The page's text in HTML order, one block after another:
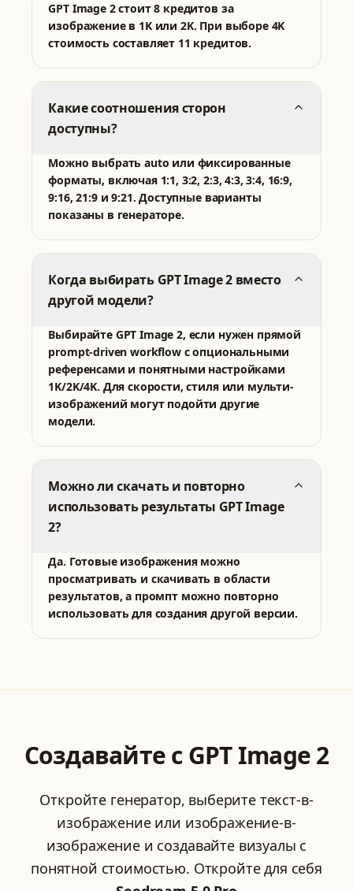
GPT Image 2 стоит 8 кредитов за
изображение в 1K или 2K. При выборе 4K
стоимость составляет 11 кредитов.
Какие соотношения сторон
доступны?
Можно выбрать auto или фиксированные
форматы, включая 1:1, 3:2, 2:3, 4:3, 3:4, 16:9,
9:16, 21:9 и 9:21. Доступные варианты
показаны в генераторе.
Когда выбирать GPT Image 2 вместо
другой модели?
Выбирайте GPT Image 2, если нужен прямой
prompt-driven workflow с опциональными
референсами и понятными настройками
1K/2K/4K. Для скорости, стиля или мульти-
изображений могут подойти другие
модели.
Можно ли скачать и повторно
использовать результаты GPT Image
2?
Да. Готовые изображения можно
просматривать и скачивать в области
результатов, а промпт можно повторно
использовать для создания другой версии.
Создавайте с GPT Image 2
Откройте генератор, выберите текст-в-
изображение или изображение-в-
изображение и создавайте визуалы с
понятной стоимостью. Откройте для себя
Nano Banana 2
Быстрое редактирование и референсные сценарии
Nano Banana Pro